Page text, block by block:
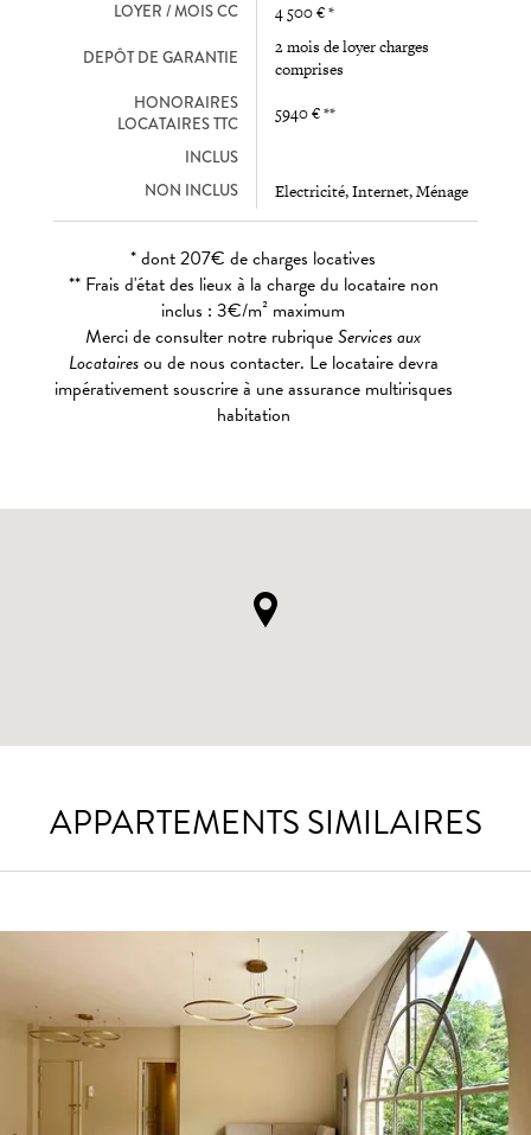
LOYER / MOIS CC 4 500 € *
DEPÔT DE GARANTIE
2 mois de loyer charges
comprises
HONORAIRES
LOCATAIRES TTC
5940 € **
INCLUS
NON INCLUS
Electricité, Internet, Ménage
* dont 207€ de charges locatives
** Frais d'état des lieux à la charge du locataire non
inclus : 3€/m² maximum
Merci de consulter notre rubriqueServices aux
Locatairesou de nous contacter. Le locataire devra
impérativement souscrire à une assurance multirisques
habitation
APPARTEMENTS SIMILAIRES